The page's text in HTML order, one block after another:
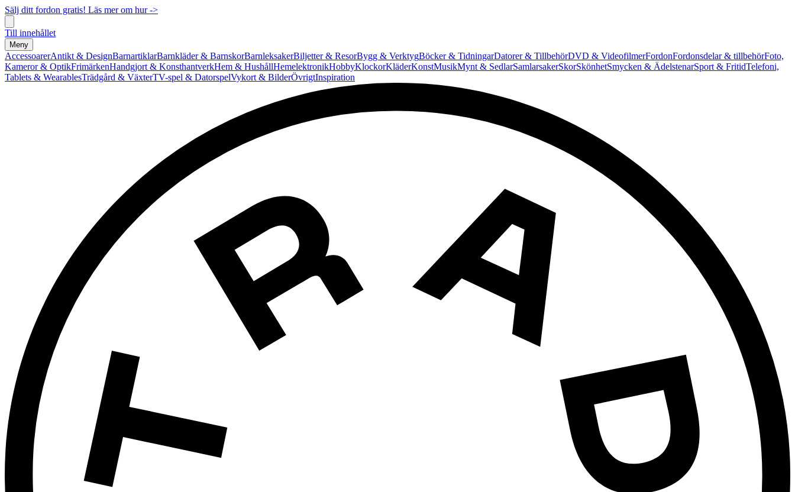
Sälj ditt fordon gratis! Läs mer om hur ->
Till innehållet
Meny
AccessoarerAntikt & DesignBarnartiklarBarnkläder & BarnskorBarnleksakerBiljetter & ResorBygg & VerktygBöcker & TidningarDatorer & TillbehörDVD & VideofilmerFordonFordonsdelar & tillbehörFoto,
Kameror & OptikFrimärkenHandgjort & KonsthantverkHem & HushållHemelektronikHobbyKlockorKläderKonstMusikMynt & SedlarSamlarsakerSkorSkönhetSmycken & ÄdelstenarSport & FritidTelefoni,
Tablets & WearablesTrädgård & VäxterTV-spel & DatorspelVykort & BilderÖvrigtInspiration